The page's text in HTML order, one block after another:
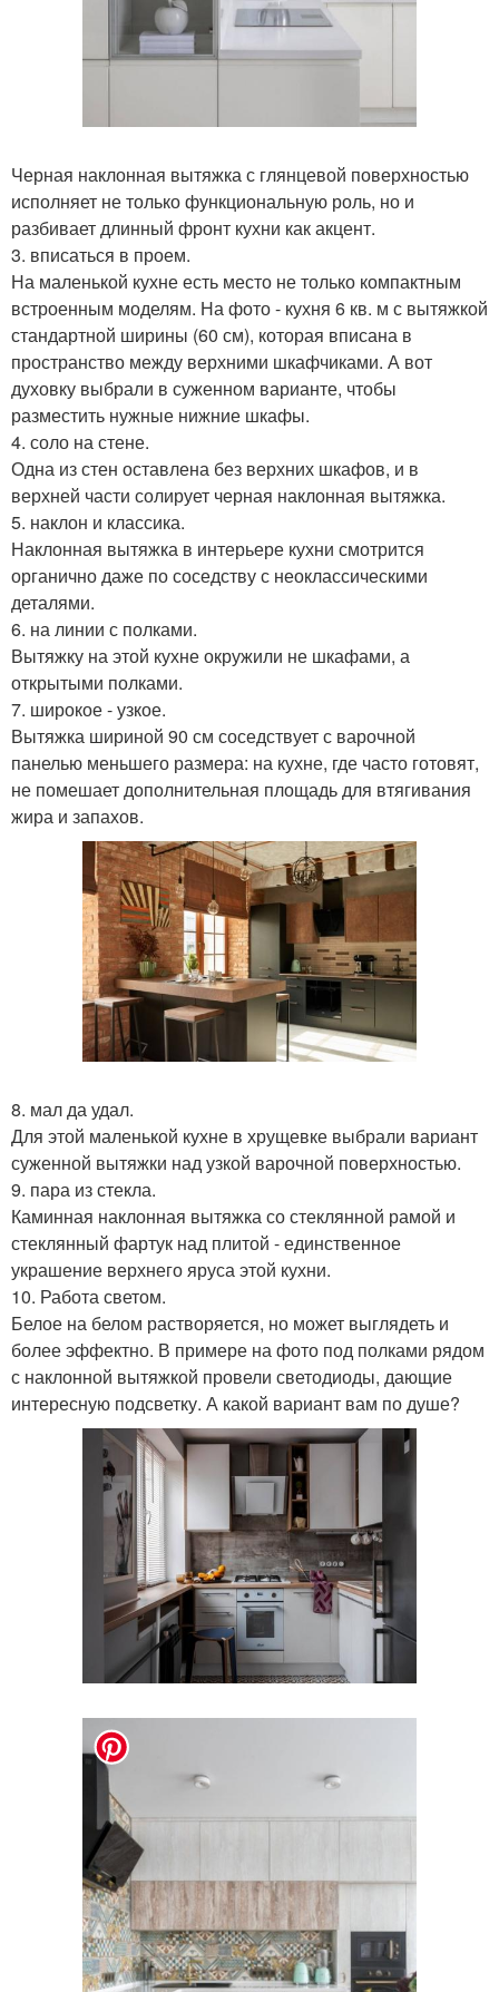
Черная наклонная вытяжка с глянцевой поверхностью
исполняет не только функциональную роль, но и
разбивает длинный фронт кухни как акцент.
3. вписаться в проем.
На маленькой кухне есть место не только компактным
встроенным моделям. На фото - кухня 6 кв. м с вытяжкой
стандартной ширины (60 см), которая вписана в
пространство между верхними шкафчиками. А вот
духовку выбрали в суженном варианте, чтобы
разместить нужные нижние шкафы.
4. соло на стене.
Одна из стен оставлена без верхних шкафов, и в
верхней части солирует черная наклонная вытяжка.
5. наклон и классика.
Наклонная вытяжка в интерьере кухни смотрится
органично даже по соседству с неоклассическими
деталями.
6. на линии с полками.
Вытяжку на этой кухне окружили не шкафами, а
открытыми полками.
7. широкое - узкое.
Вытяжка шириной 90 см соседствует с варочной
панелью меньшего размера: на кухне, где часто готовят,
не помешает дополнительная площадь для втягивания
жира и запахов.
8. мал да удал.
Для этой маленькой кухне в хрущевке выбрали вариант
суженной вытяжки над узкой варочной поверхностью.
9. пара из стекла.
Каминная наклонная вытяжка со стеклянной рамой и
стеклянный фартук над плитой - единственное
украшение верхнего яруса этой кухни.
10. Работа светом.
Белое на белом растворяется, но может выглядеть и
более эффектно. В примере на фото под полками рядом
с наклонной вытяжкой провели светодиоды, дающие
интересную подсветку. А какой вариант вам по душе?